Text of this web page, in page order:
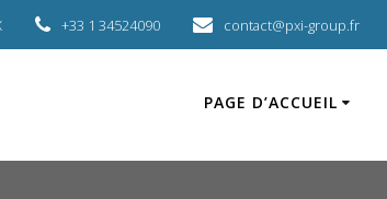
+33 1 34524090 contact@pxi-group.fr
PAGE D’ACCUEIL